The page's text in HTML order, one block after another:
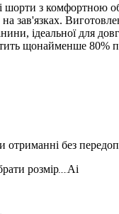
шорти з комфортною
зав'язках.
ідеальної для
щонайменше 80%
без
розмір
Ai